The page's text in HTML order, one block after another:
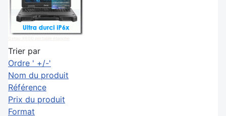
Trier par
Ordre ' +/-'
Nom du produit
Référence
Prix du produit
Format